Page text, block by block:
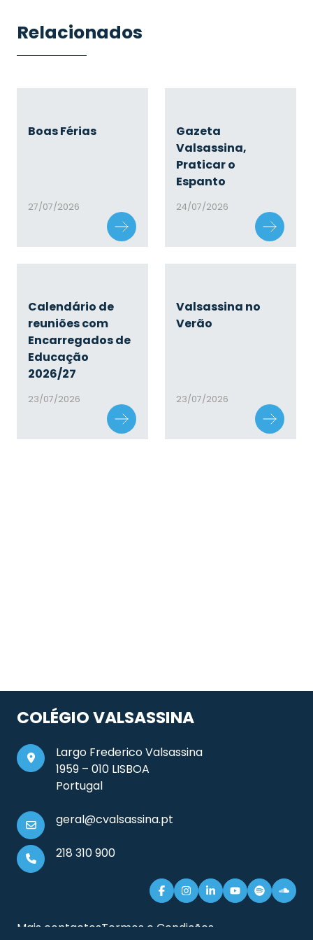
Relacionados
Boas Férias
27/07/2026
Gazeta
Valsassina,
Praticar o
Espanto
24/07/2026
Calendário de
reuniões com
Encarregados de
Educação
2026/27
23/07/2026
Valsassina no
Verão
23/07/2026
COLÉGIO VALSASSINA
Largo Frederico Valsassina
1959 – 010 LISBOA
Portugal
geral@cvalsassina.pt
218 310 900
Mais contactosTermos e Condições